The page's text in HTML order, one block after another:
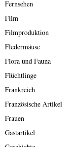
Fernsehen
Film
Filmproduktion
Fledermäuse
Flora und Fauna
Flüchtlinge
Frankreich
Französische Artikel
Frauen
Gastartikel